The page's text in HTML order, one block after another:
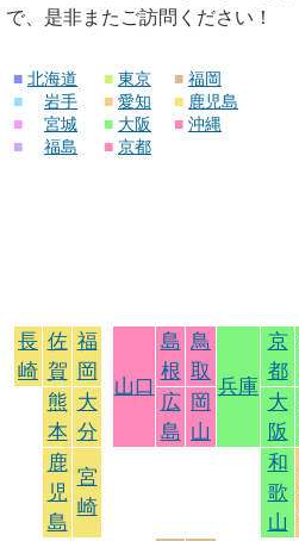
で、是非またご訪問ください！
■ 北海道
■
岩手
■
宮城
■
福島
■ 東京
■ 愛知
■ 大阪
■ 京都
■ 福岡
■ 鹿児島
■ 沖縄
長
崎
佐
賀
福
岡
山口
島
根
鳥
取
兵庫
京
都
熊
本
大
分
広
島
岡
山
大
阪
鹿
児
島
宮
崎
和
歌
山